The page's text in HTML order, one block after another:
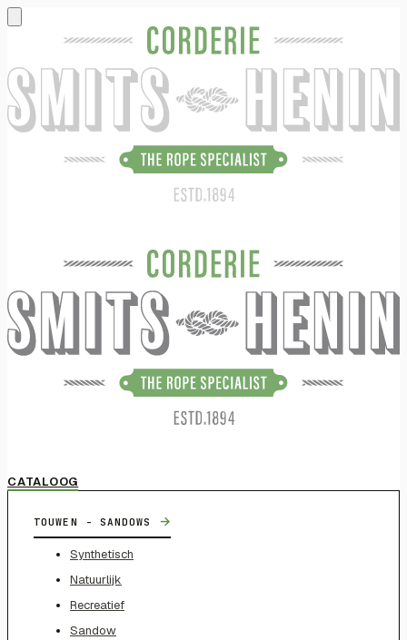
CATALOOG
TOUWEN - SANDOWS →
Synthetisch
Natuurlijk
Recreatief
Sandow